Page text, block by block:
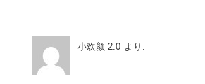
小欢颜 2.0 より: